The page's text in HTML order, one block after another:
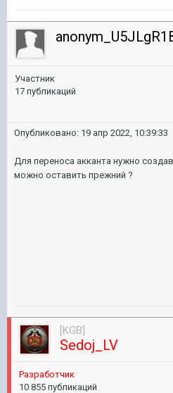
Участник
17 публикаций
Опубликовано: 19 апр 2022, 10:39:33
Для переноса акканта нужно
можно оставить прежний ?
[KGB]
Sedoj_LV
Pазработчик
10 855 публикаций